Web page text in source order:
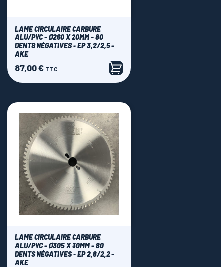
LAME CIRCULAIRE CARBURE
ALU/PVC - Ø260 X 20MM - 80
DENTS NÉGATIVES - EP 3,2/2,5 -
AKE
Prix
87,00 € TTC
LAME CIRCULAIRE CARBURE
ALU/PVC - Ø305 X 30MM - 80
DENTS NÉGATIVES - EP 2,8/2,2 -
AKE